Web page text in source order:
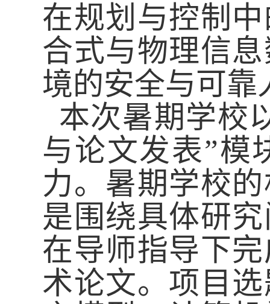
在规划与控制
合式与物理信
境的安全与可靠
本次暑期学校
与论文发表”模
力。 暑期学校的
是围绕具体研
在导师指导下
术论文。项目